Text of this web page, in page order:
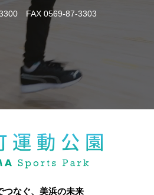
FAX 0569-87-3303
つなぐ、美浜の未来